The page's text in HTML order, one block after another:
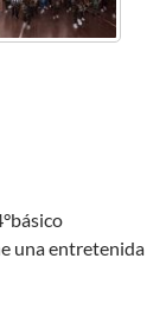
una entretenida